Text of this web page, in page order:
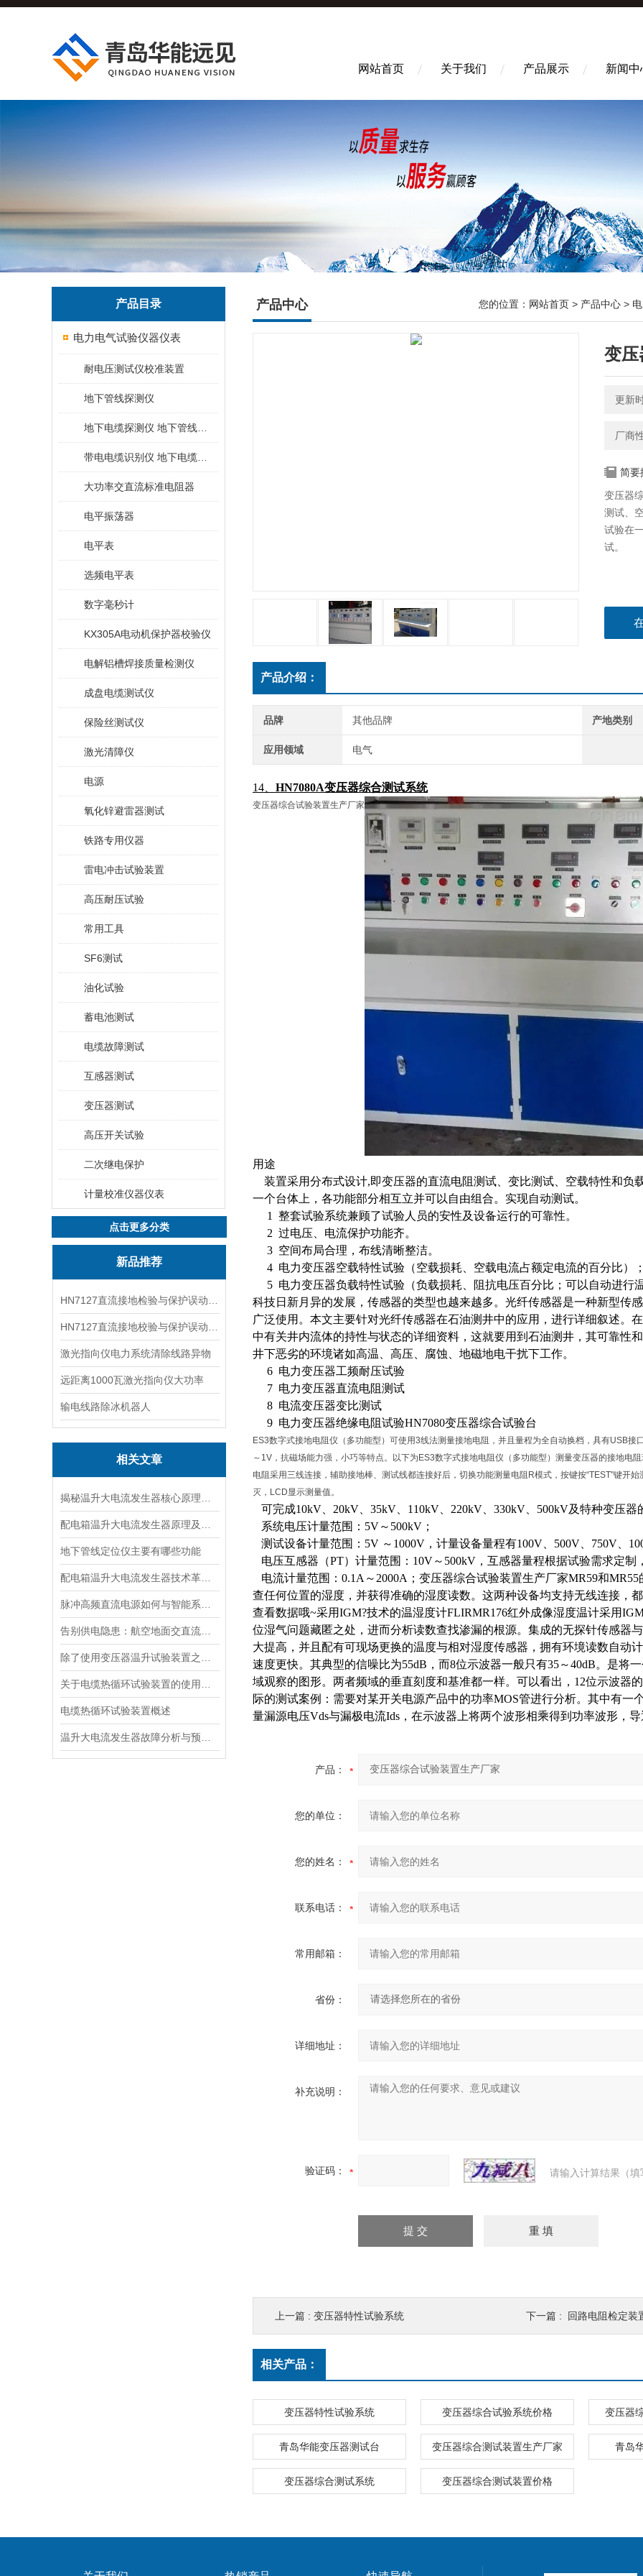
网站首页 关于我们 产品展示 新闻中
产品目录
电力电气试验仪器仪表
耐电压测试仪校准装置
地下管线探测仪
大功率交直流标准电阻器
电平振荡器
电平表
选频电平表
数字毫秒计
KX305A电动机保护器校验仪
电解铝槽焊接质量检测仪
成盘电缆测试仪
保险丝测试仪
激光清障仪
电源
氧化锌避雷器测试
铁路专用仪器
雷电冲击试验装置
高压耐压试验
常用工具
SF6测试
油化试验
蓄电池测试
电缆故障测试
互感器测试
变压器测试
高压开关试验
二次继电保护
计量校准仪器仪表
点击更多分类
新品推荐
激光指向仪电力系统清除线路异物
远距离1000瓦激光指向仪大功率
输电线路除冰机器人
相关文章
地下管线定位仪主要有哪些功能
电缆热循环试验装置概述
产品中心 您的位置： 网站首页 > 产品中心 >
变压
更新
厂商
简要
变压器
测试、
试验在
试。
产品介绍：
品牌 其他品牌 产地类别
应用领域 电气
14、 HN7080A变压器综合测试系统
变压器综合试验装置生产厂家
用途
装置采用分布式设计,即变压器的直流电阻测试、变比测试、空载特性和负
一个台体上，各功能部分相互立并可以自由组合。实现自动测试。
1 整套试验系统兼顾了试验人员的安性及设备运行的可靠性。
2 过电压、电流保护功能齐。
3 空间布局合理，布线清晰整洁。
4 电力变压器空载特性试验（空载损耗、空载电流占额定电流的百分比）
5 电力变压器负载特性试验（负载损耗、阻抗电压百分比；可以自动进行
科技日新月异的发展，传感器的类型也越来越多。光纤传感器是一种新型传
广泛使用。本文主要针对光纤传感器在石油测井中的应用，进行详细叙述。
中有关井内流体的持性与状态的详细资料，这就要用到石油测井，其可靠性
井下恶劣的环境诸如高温、高压、腐蚀、地磁地电干扰下工作。
6 电力变压器工频耐压试验
7 电力变压器直流电阻测试
8 电流变压器变比测试
9 电力变压器绝缘电阻试验HN7080变压器综合试验台
ES3数字式接地电阻仪（多功能型）可使用3线法测量接地电阻，并且量程为全自动换档，具有USB
～1V，抗磁场能力强，小巧等特点。以下为ES3数字式接地电阻仪（多功能型）测量变压器的接地电
电阻采用三线连接，辅助接地棒、测试线都连接好后，切换功能测量电阻R模式，按键按“TEST"键开
灭，LCD显示测量值。
可完成10kV、20kV、35kV、110kV、220kV、330kV、500kV及特种变压
系统电压计量范围： 5V～500kV；
测试设备计量范围：5V ～1000V，计量设备量程有100V、500V、750V、
电压互感器（PT）计量范围：10V～500kV，互感器量程根据试验需求定制
电流计量范围： 0.1A～2000A；变压器综合试验装置生产厂家MR59和
查任何位置的湿度，并获得准确的湿度读数。这两种设备均支持无线连接，
查看数据哦~采用IGM?技术的温湿度计FLIRMR176红外成像湿度温计采用
位湿气问题藏匿之处，进而分析读数查找渗漏的根源。集成的无探针传感器
大提高，并且配有可现场更换的温度与相对湿度传感器，拥有环境读数自动
速度更快。其典型的信噪比为55dB，而8位示波器一般只有35～40dB。是将
域观察的图形。两者频域的垂直刻度和基准都一样。可以看出，12位示波器
际的测试案例：需要对某开关电源产品中的功率MOS管进行分析。其中有一
量漏源电压Vds与漏极电流Ids，在示波器上将两个波形相乘得到功率波形，
产品：
您的单位：
您的姓名：
联系电话：
常用邮箱：
省份：
详细地址：
补充说明：
验证码： 请输入计算结果（
上一篇 : 变压器特性试验系统 下一篇 : 回路电阻检定装
相关产品：
变压器特性试验系统 变压器综合试验系统价格 变压器
青岛华能变压器测试台 变压器综合测试装置生产厂家 青岛
变压器综合测试系统 变压器综合测试装置价格